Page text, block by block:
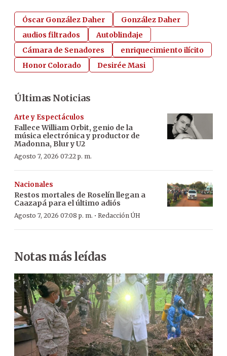
Óscar González Daher
González Daher
audios filtrados
Autoblindaje
Cámara de Senadores
enriquecimiento ilícito
Honor Colorado
Desirée Masi
Últimas Noticias
Arte y Espectáculos
Fallece William Orbit, genio de la
música electrónica y productor de
Madonna, Blur y U2
Agosto 7, 2026 07:22 p. m.
Nacionales
Restos mortales de Roselín llegan a
Caazapá para el último adiós
Agosto 7, 2026 07:08 p. m. · Redacción ÚH
Notas más leídas